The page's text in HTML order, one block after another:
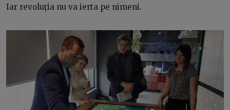
Iar revoluția nu va ierta pe nimeni.